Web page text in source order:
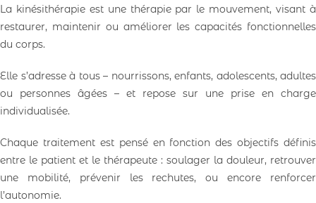
La kinésithérapie est une thérapie par le mouvement, visant à
restaurer, maintenir ou améliorer les capacités fonctionnelles
du corps.
Elle s’adresse à tous – nourrissons, enfants, adolescents, adultes
ou personnes âgées – et repose sur une prise en charge
individualisée.
Chaque traitement est pensé en fonction des objectifs définis
entre le patient et le thérapeute : soulager la douleur, retrouver
une mobilité, prévenir les rechutes, ou encore renforcer
l’autonomie.